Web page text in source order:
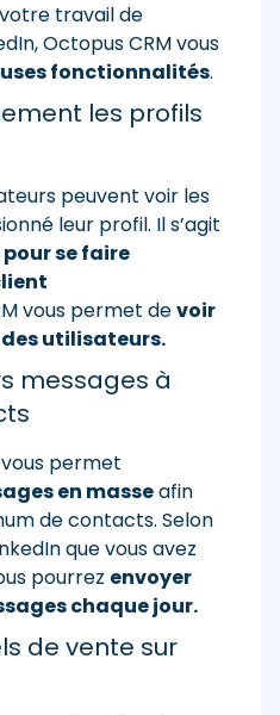
travail de
Octopus CRM vous
fonctionnalités.
les profils
peuvent voir les
leur profil. Il s’agit
se faire
vous permet devoir
utilisateurs.
messages à
permet
en masseafin
de contacts. Selon
que vous avez
pourrez envoyer
chaque jour.
de vente sur